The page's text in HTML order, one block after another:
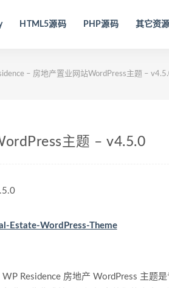
HTML5源码 PHP源码 其它资源
– 房地产置业网站WordPress主题 –
主题 – v4.5.0
Residence 房地产 WordPress 主题